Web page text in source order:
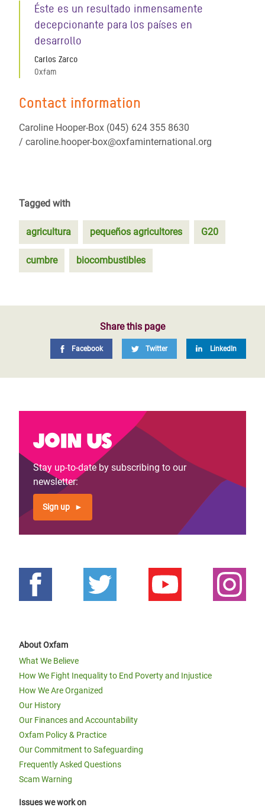
Éste es un resultado inmensamente
decepcionante para los países en
desarrollo
Carlos Zarco
Oxfam
Contact information
Caroline Hooper-Box (045) 624 355 8630
/ caroline.hooper-box@oxfaminternational.org
Tagged with
agricultura pequeños agricultores G20
cumbre biocombustibles
Share this page
Facebook Twitter LinkedIn
Join us
Stay up-to-date by subscribing to our
newsletter:
Sign up
About Oxfam
What We Believe
How We Fight Inequality to End Poverty and Injustice
How We Are Organized
Our History
Our Finances and Accountability
Oxfam Policy & Practice
Our Commitment to Safeguarding
Frequently Asked Questions
Scam Warning
Issues we work on